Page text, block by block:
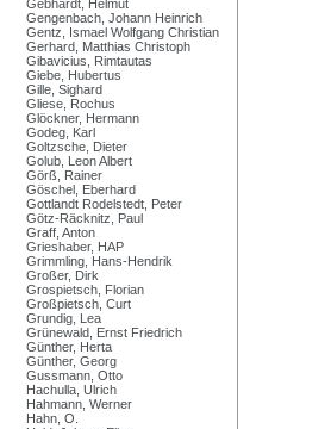
Gebhardt, Helmut
Gengenbach, Johann Heinrich
Gentz, Ismael Wolfgang Christian
Gerhard, Matthias Christoph
Gibavicius, Rimtautas
Giebe, Hubertus
Gille, Sighard
Gliese, Rochus
Glöckner, Hermann
Godeg, Karl
Goltzsche, Dieter
Golub, Leon Albert
Görß, Rainer
Göschel, Eberhard
Gottlandt Rodelstedt, Peter
Götz-Räcknitz, Paul
Graff, Anton
Grieshaber, HAP
Grimmling, Hans-Hendrik
Großer, Dirk
Grospietsch, Florian
Großpietsch, Curt
Grundig, Lea
Grünewald, Ernst Friedrich
Günther, Herta
Günther, Georg
Gussmann, Otto
Hachulla, Ulrich
Hahmann, Werner
Hahn, O.